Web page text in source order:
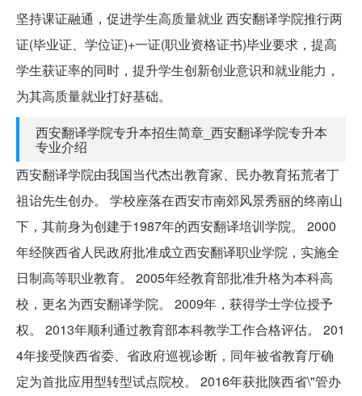
坚持课证融通，促进学生高质量就业 西安翻译学院推行两
证(毕业证、学位证)+一证(职业资格证书)毕业要求，提高
学生获证率的同时，提升学生创新创业意识和就业能力，
为其高质量就业打好基础。
西安翻译学院专升本招生简章_西安翻译学院专升本
专业介绍
西安翻译学院由我国当代杰出教育家、民办教育拓荒者丁
祖诒先生创办。 学校座落在西安市南郊风景秀丽的终南山
下，其前身为创建于1987年的西安翻译培训学院。 2000
年经陕西省人民政府批准成立西安翻译职业学院，实施全
日制高等职业教育。 2005年经教育部批准升格为本科高
校，更名为西安翻译学院。 2009年，获得学士学位授予
权。 2013年顺利通过教育部本科教学工作合格评估。 201
4年接受陕西省委、省政府巡视诊断，同年被省教育厅确
定为首批应用型转型试点院校。 2016年获批陕西省\"管办